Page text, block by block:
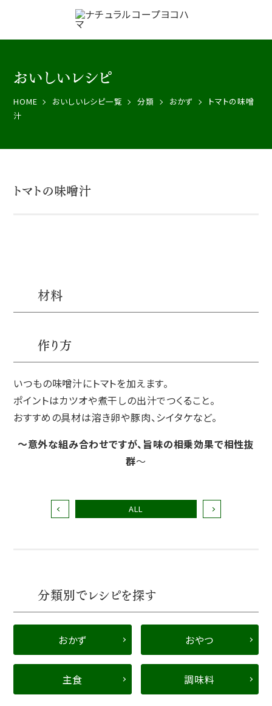
おいしいレシピ
HOME おいしいレシピ一覧 分類 おかず
トマトの味噌
汁
トマトの味噌汁
材料
作り方
いつもの味噌汁にトマトを加えます。
ポイントはカツオや煮干しの出汁でつくること。
おすすめの具材は溶き卵や豚肉、シイタケなど。
〜意外な組み合わせですが、旨味の相乗効果で相性抜
群〜
ALL
分類別でレシピを探す
おかず おやつ
主食 調味料